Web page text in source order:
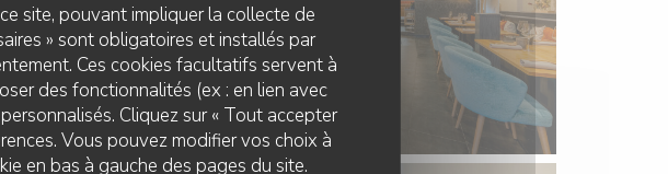
site, pouvant impliquer la collecte de
» sont obligatoires et installés par
Ces cookies facultatifs servent à
des fonctionnalités (ex : en lien avec
Cliquez sur « Tout accepter
Vous pouvez modifier vos choix à
en bas à gauche des pages du site.